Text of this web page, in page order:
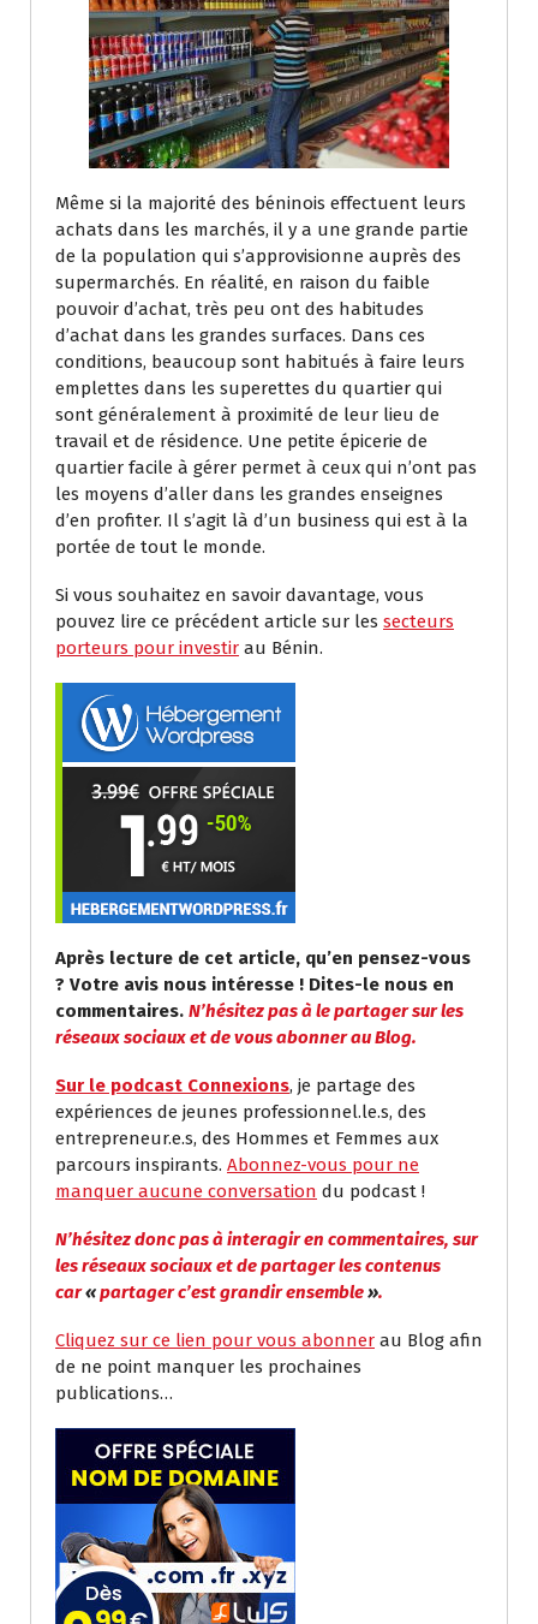
Même si la majorité des béninois effectuent leurs
achats dans les marchés, il y a une grande partie
de la population qui s’approvisionne auprès des
supermarchés. En réalité, en raison du faible
pouvoir d’achat, très peu ont des habitudes
d’achat dans les grandes surfaces. Dans ces
conditions, beaucoup sont habitués à faire leurs
emplettes dans les superettes du quartier qui
sont généralement à proximité de leur lieu de
travail et de résidence. Une petite épicerie de
quartier facile à gérer permet à ceux qui n’ont pas
les moyens d’aller dans les grandes enseignes
d’en profiter. Il s’agit là d’un business qui est à la
portée de tout le monde.
Si vous souhaitez en savoir davantage, vous
pouvez lire ce précédent article sur les secteurs
porteurs pour investir au Bénin.
Après lecture de cet article, qu’en pensez-vous
? Votre avis nous intéresse ! Dites-le nous en
commentaires. N’hésitez pas à le partager sur les
réseaux sociaux et de vous abonner au Blog.
Sur le podcast Connexions, je partage des
expériences de jeunes professionnel.le.s, des
entrepreneur.e.s, des Hommes et Femmes aux
parcours inspirants. Abonnez-vous pour ne
manquer aucune conversation du podcast !
N’hésitez donc pas à interagir en commentaires, sur
les réseaux sociaux et de partager les contenus
car«partager c’est grandir ensemble».
Cliquez sur ce lien pour vous abonner au Blog afin
de ne point manquer les prochaines
publications…